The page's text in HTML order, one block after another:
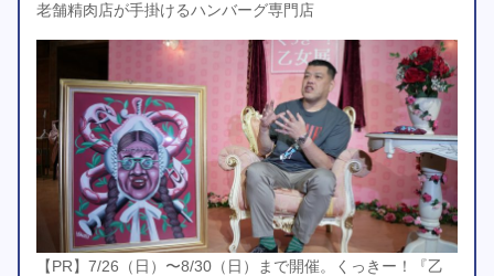
老舗精肉店が手掛けるハンバーグ専門店
【PR】7/26（日）〜8/30（日）まで開催。くっきー！『乙